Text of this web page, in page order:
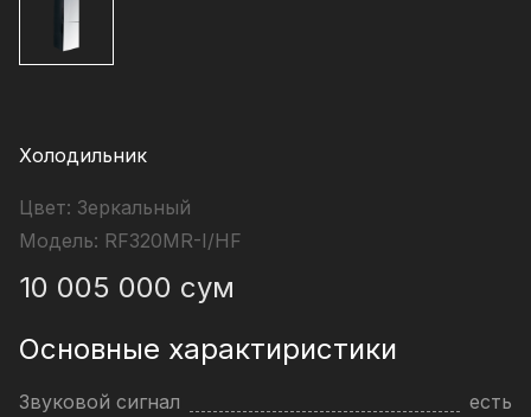
Холодильник
Цвет: Зеркальный
Модель: RF320MR-I/HF
10 005 000 сум
Основные характиристики
Звуковой сигнал
есть